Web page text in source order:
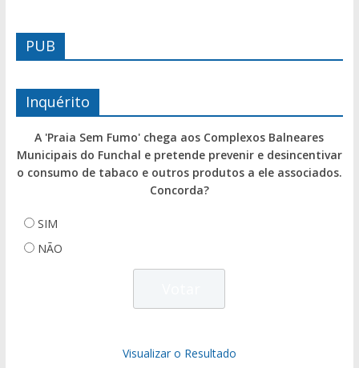
PUB
Inquérito
A 'Praia Sem Fumo' chega aos Complexos Balneares
Municipais do Funchal e pretende prevenir e desincentivar
o consumo de tabaco e outros produtos a ele associados.
Concorda?
SIM
NÃO
Visualizar o Resultado